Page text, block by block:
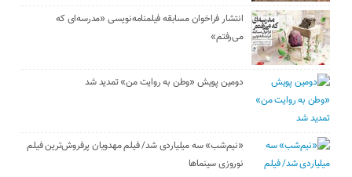
انتشار فراخوان مسابقه فیلمنامه‌نویسی «مدرسه‌ای که
می‌رفتم»
دومین پویش «وطن به روایت من» تمدید شد
«نیم‌شب» سه میلیاردی شد/ فیلم مهدویان پرفروش‌ترین فیلم
نوروزی سینماها